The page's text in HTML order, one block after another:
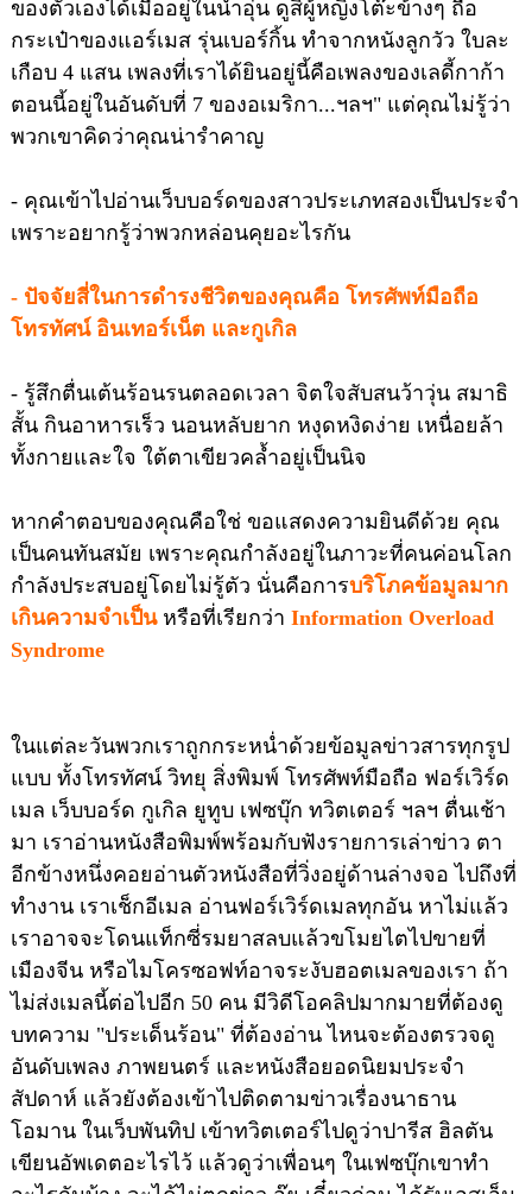
ของตัวเองได้เมื่ออยู่ในน้ำอุ่น ดูสิผู้หญิงโต๊ะข้างๆ ถือ
กระเป๋าของแอร์เมส รุ่นเบอร์กิ้น ทำจากหนังลูกวัว ใบละ
เกือบ 4 แสน เพลงที่เราได้ยินอยู่นี้คือเพลงของเลดี้กาก้า
ตอนนี้อยู่ในอันดับที่ 7 ของอเมริกา...ฯลฯ" แต่คุณไม่รู้ว่า
พวกเขาคิดว่าคุณน่ารำคาญ
- คุณเข้าไปอ่านเว็บบอร์ดของสาวประเภทสองเป็นประจำ
เพราะอยากรู้ว่าพวกหล่อนคุยอะไรกัน
- ปัจจัยสี่ในการดำรงชีวิตของคุณคือ โทรศัพท์มือถือ
โทรทัศน์ อินเทอร์เน็ต และกูเกิล
- รู้สึกตื่นเต้นร้อนรนตลอดเวลา จิตใจสับสนว้าวุ่น สมาธิ
สั้น กินอาหารเร็ว นอนหลับยาก หงุดหงิดง่าย เหนื่อยล้า
ทั้งกายและใจ ใต้ตาเขียวคล้ำอยู่เป็นนิจ
หากคำตอบของคุณคือใช่ ขอแสดงความยินดีด้วย คุณ
เป็นคนทันสมัย เพราะคุณกำลังอยู่ในภาวะที่คนค่อนโลก
กำลังประสบอยู่โดยไม่รู้ตัว นั่นคือการบริโภคข้อมูลมาก
เกินความจำเป็นหรือที่เรียกว่า Information Overload
Syndrome
ในแต่ละวันพวกเราถูกกระหน่ำด้วยข้อมูลข่าวสารทุกรูป
แบบ ทั้งโทรทัศน์ วิทยุ สิ่งพิมพ์ โทรศัพท์มือถือ ฟอร์เวิร์ด
เมล เว็บบอร์ด กูเกิล ยูทูบ เฟซบุ๊ก ทวิตเตอร์ ฯลฯ ตื่นเช้า
มา เราอ่านหนังสือพิมพ์พร้อมกับฟังรายการเล่าข่าว ตา
อีกข้างหนึ่งคอยอ่านตัวหนังสือที่วิ่งอยู่ด้านล่างจอ ไปถึงที่
ทำงาน เราเช็กอีเมล อ่านฟอร์เวิร์ดเมลทุกอัน หาไม่แล้ว
เราอาจจะโดนแท็กซี่รมยาสลบแล้วขโมยไตไปขายที่
เมืองจีน หรือไมโครซอฟท์อาจระงับฮอตเมลของเรา ถ้า
ไม่ส่งเมลนี้ต่อไปอีก 50 คน มีวิดีโอคลิปมากมายที่ต้องดู
บทความ "ประเด็นร้อน" ที่ต้องอ่าน ไหนจะต้องตรวจดู
อันดับเพลง ภาพยนตร์ และหนังสือยอดนิยมประจำ
สัปดาห์ แล้วยังต้องเข้าไปติดตามข่าวเรื่องนาธาน
โอมาน ในเว็บพันทิป เข้าทวิตเตอร์ไปดูว่าปารีส ฮิลตัน
เขียนอัพเดตอะไรไว้ แล้วดูว่าเพื่อนๆ ในเฟซบุ๊กเขาทำ